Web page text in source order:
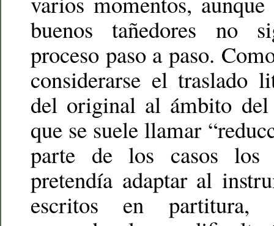
buenos tañedores no
proceso paso a paso.
considerarse el traslado
del original al ámbito
que se suele llamar
parte de los casos los
pretendía adaptar al
escritos en